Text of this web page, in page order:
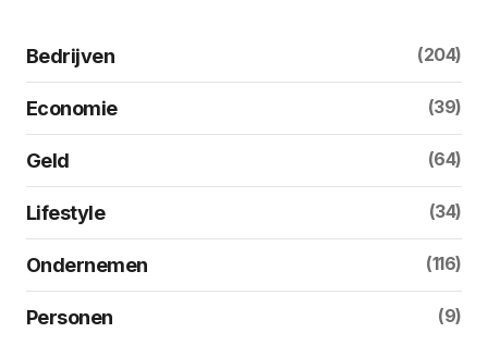
Bedrijven (204)
Economie (39)
Geld (64)
Lifestyle (34)
Ondernemen (116)
Personen (9)